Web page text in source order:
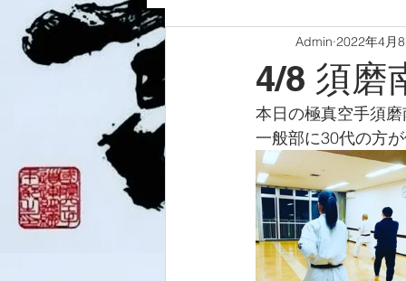
4/8 須磨
Admin 2022年4月
本日の極真空手須
一般部に30代の方